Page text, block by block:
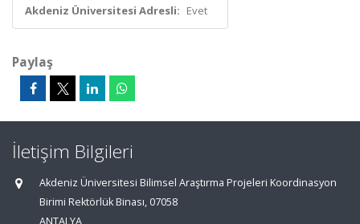
Akdeniz Üniversitesi Adresli: Evet
Paylaş
İletişim Bilgileri
Akdeniz Üniversitesi Bilimsel Araştırma Projeleri Koordinasyon
Birimi Rektörlük Binası, 07058
ANTALYA